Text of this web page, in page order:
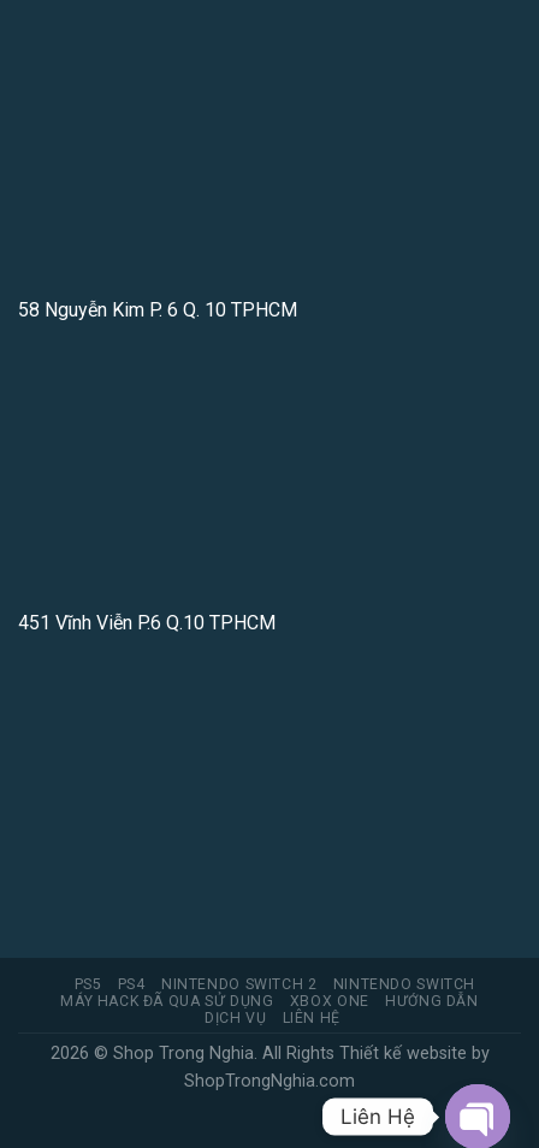
58 Nguyễn Kim P. 6 Q. 10 TPHCM
451 Vĩnh Viễn P.6 Q.10 TPHCM
PS5 PS4 NINTENDO SWITCH 2
NINTENDO SWITCH
MÁY HACK ĐÃ QUA SỬ DỤNG
XBOX ONE
HƯỚNG DẪN
DỊCH VỤ
LIÊN HỆ
2026 © Shop Trong Nghia. All Rights Thiết kế website by
ShopTrongNghia.com
Liên Hệ